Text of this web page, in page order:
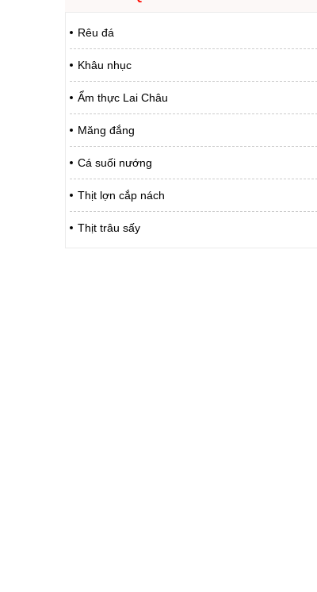
Rêu đá
Khâu nhục
Ẩm thực Lai Châu
Măng đắng
Cá suối nướng
Thịt lợn cắp nách
Thịt trâu sấy